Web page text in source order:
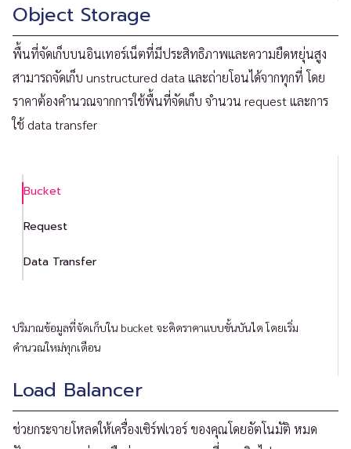
Object Storage
พื้นที่จัดเก็บบนอินเทอร์เน็ตที่มีประสิทธิภาพและความยืดหยุ่นสูง
สามารถจัดเก็บ unstructured data และถ่ายโอนได้จากทุกที่ โดย
ราคาต้องคำนวณจากการใช้พื้นที่จัดเก็บ จำนวน request และการ
ใช้ data transfer
Bucket
Request
Data Transfer
ปริมาณข้อมูลที่จัดเก็บใน bucket จะคิดราคาแบบขั้นบันได โดยเริ่ม
คำนวณใหม่ทุกเดือน
Load Balancer
ช่วยกระจายโหลดให้เครื่องเซิร์ฟเวอร์ ของคุณโดยอัตโนมัติ หมด